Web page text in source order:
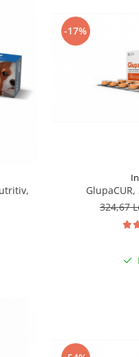
-17%
324,67